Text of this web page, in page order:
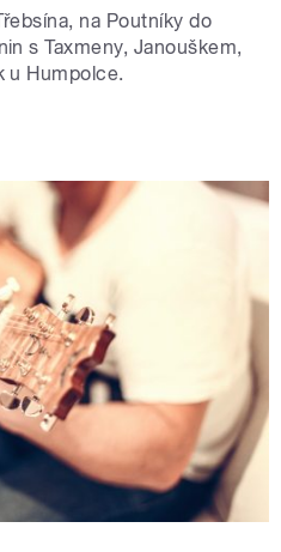
na Poutníky do
s Taxmeny, Janouškem,
u Humpolce.